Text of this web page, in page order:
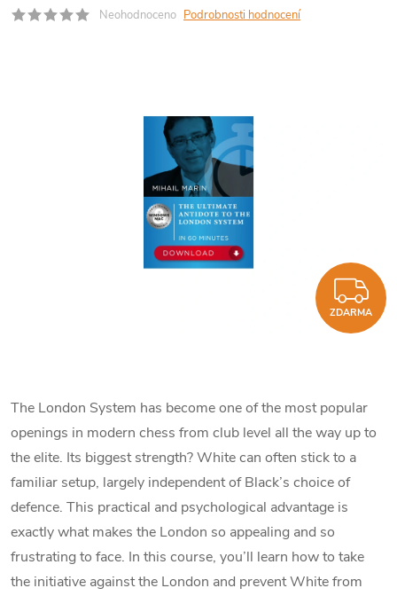
Neohodnoceno Podrobnosti hodnocení
ZDARMA
The London System has become one of the most popular
openings in modern chess from club level all the way up to
the elite. Its biggest strength? White can often stick to a
familiar setup, largely independent of Black’s choice of
defence. This practical and psychological advantage is
exactly what makes the London so appealing and so
frustrating to face. In this course, you’ll learn how to take
the initiative against the London and prevent White from